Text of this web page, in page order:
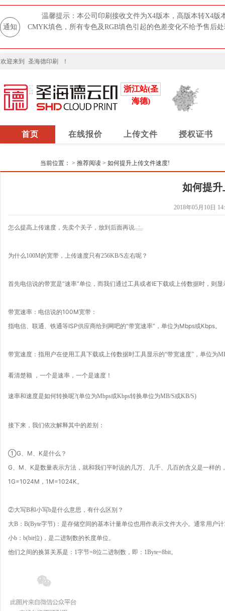
通知
温馨提示：本公司印刷接收文件为X4版本，高版本转X4
CMYK填色，所有专色及RGB填色引起的色差变化不给予售后
欢迎来到 圣海德印刷 ！
浙江站(圣
海德)
首页 在线报价 上传文件 授权证书
当前位置： > 推荐阅读 > 如何提升上传文件速度!
如何提
2018年05月10日
怎么提高上传速度，先卖个关子，放到后面再说
为什么100M的宽带，上传速度只有256KB/S左右呢？
首先电信说的带宽是“速率”单位，而我们通过工具或者IE下载或上传数据时，则
带宽速率： 电信说的100M宽带：
指电信、联通、铁通等ISP供应商给到网吧的“带宽速率”，单位为Mbps或Kbps。
带宽速度： 指用户在使用工具下载或上传数据时工具显示的“带宽速度”，单位为
看清楚额 ，一个是速率，一个是速度！
速率和速度是如何转换呢?(单位为Mbps或Kbps转换单位为MB/S或KB/S)
接下来，我们依次解释其中的差别：
①G、M、K是什么？
G、M、K是数量表示方法，就和我们平时说的几万、几千、几百的含义是一样
1G=1024M，1M=1024K。
②大写B和小写b是什么意思，有什么区别？
大B：B(Byte字节)：是存储空间的基本计量单位也用作表示文件大小。通常用户
小b：b(bit位)，是二进制数的长度单位。
他们之间的换算关系是：1字节=8位二进制数，即：1Byte=8bit。